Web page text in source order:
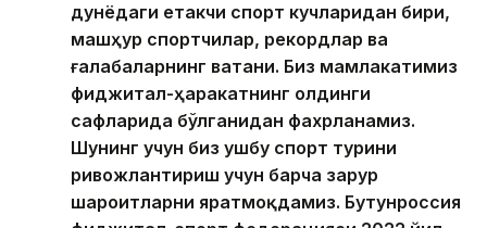
дунёдаги етакчи спорт кучларидан бири,
машҳур спортчилар, рекордлар ва
ғалабаларнинг ватани. Биз мамлакатимиз
фиджитал-ҳаракатнинг олдинги
сафларида бўлганидан фахрланамиз.
Шунинг учун биз ушбу спорт турини
ривожлантириш учун барча зарур
шароитларни яратмоқдамиз. Бутунроссия